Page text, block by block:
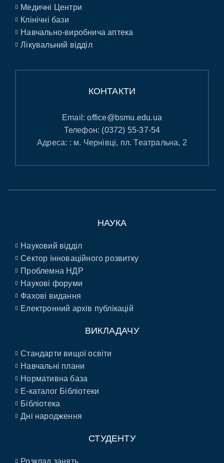
Медичні Центри
Клінічні бази
Навчально-виробнича аптека
Лікувальний відділ
КОНТАКТИ
Email:office@bsmu.edu.ua
Телефон: (0372) 55-37-54
Адреса: : м. Чернівці, пл. Театральна, 2
НАУКА
Науковий відділ
Сектор інноваційного розвитку
Проблемна НДР
Наукові форуми
Фахові видання
Електронний архів публікацій
ВИКЛАДАЧУ
Стандарти вищої освіти
Навчальні плани
Нормативна база
E-каталог Бібліотеки
Бібліотека
Дні народження
СТУДЕНТУ